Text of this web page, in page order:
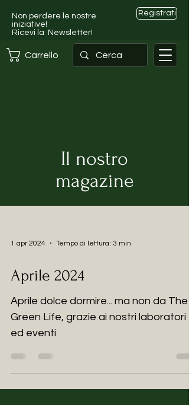
Non perdere le nostre
iniziative!
Ricevi la Newsletter!
Registrati
Carrello
Il nostro
magazine
1 apr 2024 Tempo di lettura: 3 min
Aprile 2024
Aprile dolce dormire... ma non da The
Green Life, grazie ai nostri laboratori
ed eventi